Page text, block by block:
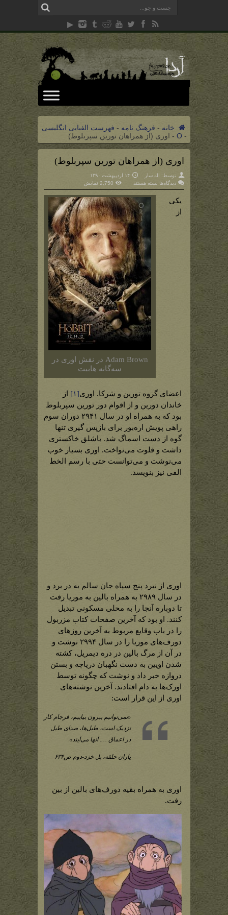
خانه - فرهنگ نامه - فهرست الفبایی انگلیسی
-
O
- اوری (از همراهان تورین سپربلوط)
اوری (از همراهان تورین سپربلوط)
توسط: اله سار
۱۴ اردیبهشت ۱۳۹۰
دیدگاه‌ها برای
سپربلوط)
بسته هستند 2,750 نمایش
Adam Brown در نقش اوری در
سه‌گانه هابیت
یکی
از
اعضای گروه تورین و شرکا. اوری[۱]
از
خاندان دورین و از اقوام دور تورین سپربلوط
بود که به همراه او در سال ۲۹۴۱ دوران سوم
راهی پویش اره‌بور برای بازپس گیری تنها
گوه از دست اسماگ شد. باشلق خاکستری
داشت و فلوت می‌نواخت. اوری بسیار خوب
می‌نوشت و می‌توانست حتی با رسم الخط
الفی نیز بنویسد.
اوری از نبرد پنج سپاه جان سالم به در برد و
در سال ۲۹۸۹ به همراه بالین به موریا رفت
تا دوباره آنجا را به محلی مسکونی تبدیل
کنند. او بود که آخرین صفحات کتاب مزربول
را در باب وقایع مربوط به آخرین روزهای
دورف‌های موریا را در سال ۲۹۹۴ نوشت و
در آن از مرگ بالین در دره دیمریل، کشته
شدن اویین به دست نگهبان دریاچه و بستن
دروازه خبر داد و نوشت که چگونه توسط
اورک‌ها به دام افتادند. آخرین نوشته‌های
اوری از این قرار است:
«نمی‌توانیم بیرون بیاییم، فرجام کار
نزدیک است، طبل‌ها، صدای طبل
در اعماق …. آنها می‌آیند»
یاران حلقه، پل خزد-دوم ص۶۳۴
اوری به همراه بقیه دورف‌های بالین از بین
رفت.